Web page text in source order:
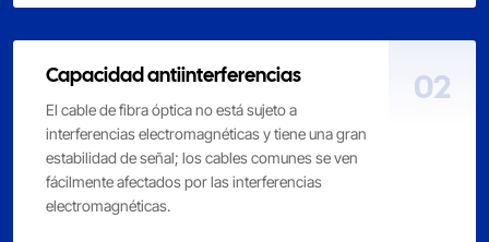
Capacidad antiinterferencias
El cable de fibra óptica no está sujeto a
interferencias electromagnéticas y tiene una gran
estabilidad de señal; los cables comunes se ven
fácilmente afectados por las interferencias
electromagnéticas.
02